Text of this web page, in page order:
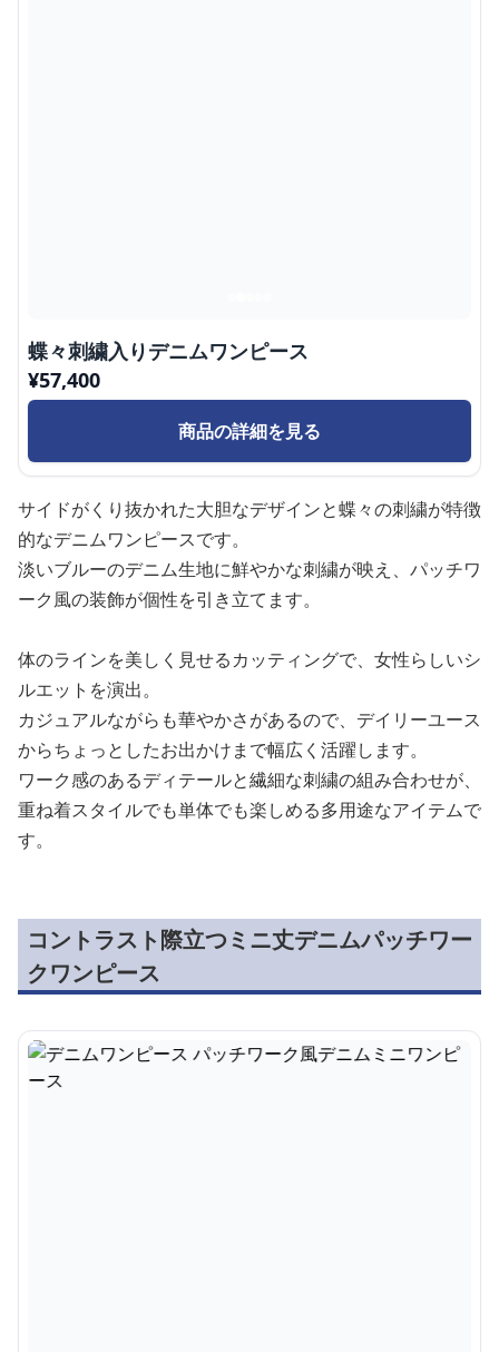
蝶々刺繍入りデニムワンピース
¥57,400
商品の詳細を見る
サイドがくり抜かれた大胆なデザインと蝶々の刺繍が特徴
的なデニムワンピースです。
淡いブルーのデニム生地に鮮やかな刺繍が映え、パッチワ
ーク風の装飾が個性を引き立てます。
体のラインを美しく見せるカッティングで、女性らしいシ
ルエットを演出。
カジュアルながらも華やかさがあるので、デイリーユース
からちょっとしたお出かけまで幅広く活躍します。
ワーク感のあるディテールと繊細な刺繍の組み合わせが、
重ね着スタイルでも単体でも楽しめる多用途なアイテムで
す。
コントラスト際立つミニ丈デニムパッチワー
クワンピース